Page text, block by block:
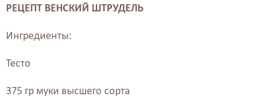
РЕЦЕПТ ВЕНСКИЙ ШТРУДЕЛЬ
Ингредиенты:
Тесто
375 гр муки высшего сорта